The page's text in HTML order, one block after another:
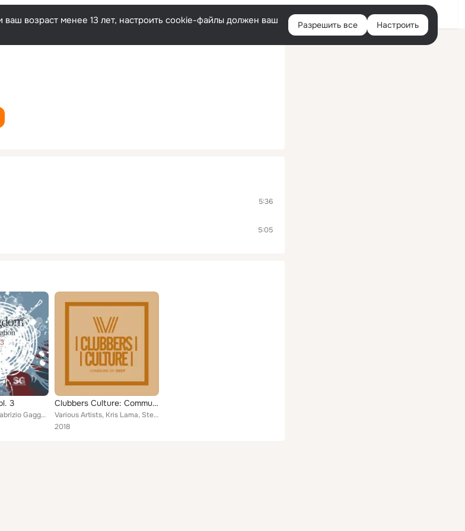
Русский Войти
возраст менее 13 лет, настроить cookie-файлы должен ваш
Разрешить все Настроить
5:36
5:05
3
Various Artists, Fabrizio Gaggelli, Fiordi, Werner Niedermeier, Francesco Carmignani, Jean charles sonic
Clubbers Culture: Commune Of Deep
Various Artists, Kris Lama, Steven Doyle, Warme Daan, Mark Fingaprint, Groovebound, DJ Noby, PulpTalks, Fiordi, Ben Kanaris, Ome...
2018